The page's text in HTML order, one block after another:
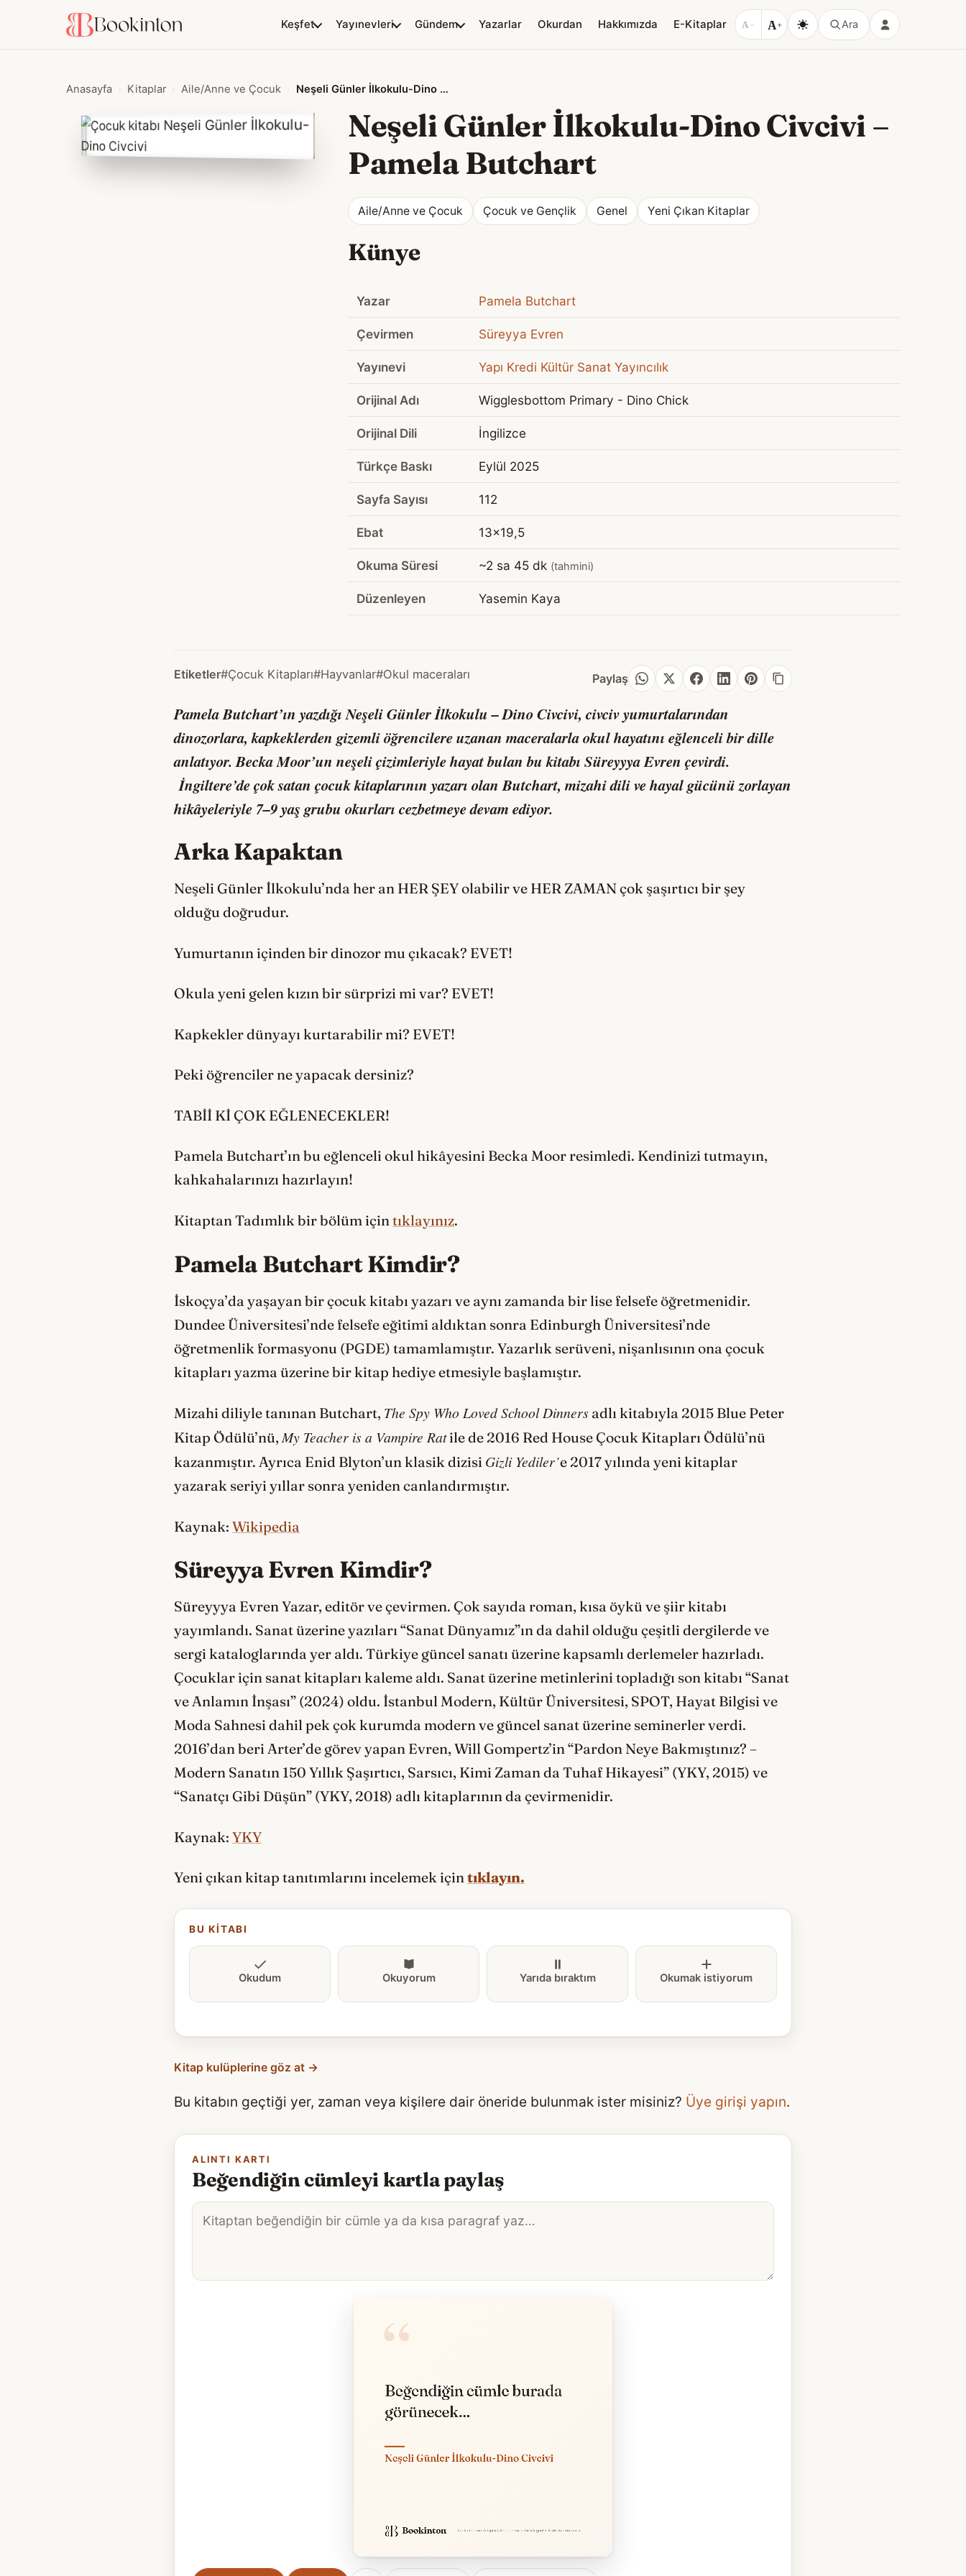
Keşfet Yayınevleri Gündem Yazarlar Okurdan Hakkımızda E-Kitaplar A − A+ Ara
Anasayfa Kitaplar Aile/Anne ve Çocuk Neşeli Günler İlkokulu-Dino Civcivi
Neşeli Günler İlkokulu-Dino Civcivi –
Pamela Butchart
Aile/Anne ve Çocuk Çocuk ve Gençlik Genel Yeni Çıkan Kitaplar
Künye
Yazar Pamela Butchart
Çevirmen Süreyya Evren
Yayınevi Yapı Kredi Kültür Sanat Yayıncılık
Orijinal Adı Wigglesbottom Primary - Dino Chick
Orijinal Dili İngilizce
Türkçe Baskı Eylül 2025
Sayfa Sayısı 112
Ebat 13x19,5
Okuma Süresi ~2 sa 45 dk (tahmini)
Düzenleyen Yasemin Kaya
Etiketler#Çocuk Kitapları#Hayvanlar#Okul maceraları Paylaş
Pamela Butchart’ın yazdığıNeşeli Günler İlkokulu – Dino Civcivi, civciv yumurtalarından
dinozorlara, kapkeklerden gizemli öğrencilere uzanan maceralarla okul hayatını eğlenceli bir dille
anlatıyor. Becka Moor’un neşeli çizimleriyle hayat bulan bu kitabı Süreyyya Evren çevirdi.
İngiltere’de çok satan çocuk kitaplarının yazarı olan Butchart, mizahi dili ve hayal gücünü zorlayan
hikâyeleriyle 7–9 yaş grubu okurları cezbetmeye devam ediyor.
Arka Kapaktan
Neşeli Günler İlkokulu’nda her an HER ŞEY olabilir ve HER ZAMAN çok şaşırtıcı bir şey
olduğu doğrudur.
Yumurtanın içinden bir dinozor mu çıkacak? EVET!
Okula yeni gelen kızın bir sürprizi mi var? EVET!
Kapkekler dünyayı kurtarabilir mi? EVET!
Peki öğrenciler ne yapacak dersiniz?
TABİİ Kİ ÇOK EĞLENECEKLER!
Pamela Butchart’ın bu eğlenceli okul hikâyesini Becka Moor resimledi. Kendinizi tutmayın,
kahkahalarınızı hazırlayın!
Kitaptan Tadımlık bir bölüm içintıklayınız.
Pamela Butchart Kimdir?
İskoçya’da yaşayan bir çocuk kitabı yazarı ve aynı zamanda bir lise felsefe öğretmenidir.
Dundee Üniversitesi’nde felsefe eğitimi aldıktan sonra Edinburgh Üniversitesi’nde
öğretmenlik formasyonu (PGDE) tamamlamıştır. Yazarlık serüveni, nişanlısının ona çocuk
kitapları yazma üzerine bir kitap hediye etmesiyle başlamıştır.
Mizahi diliyle tanınan Butchart, The Spy Who Loved School Dinners adlı kitabıyla 2015 Blue Peter
Kitap Ödülü’nü,My Teacher is a Vampire Ratile de 2016 Red House Çocuk Kitapları Ödülü’nü
kazanmıştır. Ayrıca Enid Blyton’un klasik dizisi Gizli Yediler’e 2017 yılında yeni kitaplar
yazarak seriyi yıllar sonra yeniden canlandırmıştır.
Kaynak: Wikipedia
Süreyya Evren Kimdir?
Süreyyya Evren Yazar, editör ve çevirmen. Çok sayıda roman, kısa öykü ve şiir kitabı
yayımlandı. Sanat üzerine yazıları “Sanat Dünyamız”ın da dahil olduğu çeşitli dergilerde ve
sergi kataloglarında yer aldı. Türkiye güncel sanatı üzerine kapsamlı derlemeler hazırladı.
Çocuklar için sanat kitapları kaleme aldı. Sanat üzerine metinlerini topladığı son kitabı “Sanat
ve Anlamın İnşası” (2024) oldu. İstanbul Modern, Kültür Üniversitesi, SPOT, Hayat Bilgisi ve
Moda Sahnesi dahil pek çok kurumda modern ve güncel sanat üzerine seminerler verdi.
2016’dan beri Arter’de görev yapan Evren, Will Gompertz’in “Pardon Neye Bakmıştınız? –
Modern Sanatın 150 Yıllık Şaşırtıcı, Sarsıcı, Kimi Zaman da Tuhaf Hikayesi” (YKY, 2015) ve
“Sanatçı Gibi Düşün” (YKY, 2018) adlı kitaplarının da çevirmenidir.
Kaynak: YKY
Yeni çıkan kitap tanıtımlarını incelemek içintıklayın.
BU KITABI
Okudum Okuyorum Yarıda bıraktım Okumak istiyorum
Kitap kulüplerine göz at →
Bu kitabın geçtiği yer, zaman veya kişilere dair öneride bulunmak ister misiniz? Üye girişi yapın.
ALINTI KARTI
Beğendiğin cümleyi kartla paylaş
Alıntı
metni